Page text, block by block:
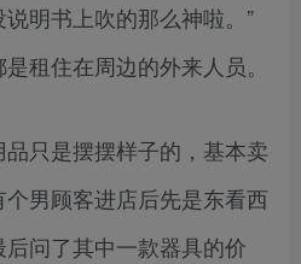
明书上吹的那么神啦。”
租住在周边的外来人员。
只是摆摆样子的，基本卖
男顾客进店后先是东看西
问了其中一款器具的价